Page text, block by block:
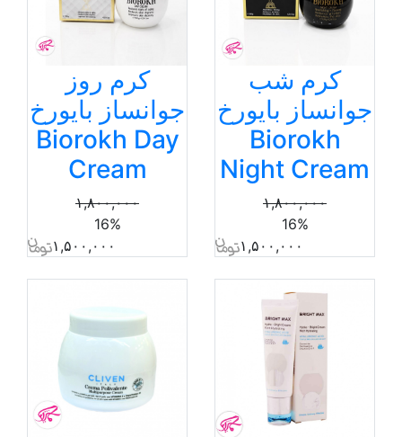
کرم شب
جوانساز بایورخ
Biorokh
Night Cream
۱,۸۰۰,۰۰۰
16%
۱,۵۰۰,۰۰۰
کرم روز
جوانساز بایورخ
Biorokh Day
Cream
۱,۸۰۰,۰۰۰
16%
۱,۵۰۰,۰۰۰